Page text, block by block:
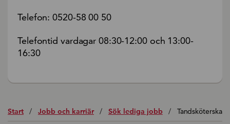
Telefon: 0520-58 00 50
Telefontid vardagar 08:30-12:00 och 13:00-
16:30
Start / Jobb och karriär / Sök lediga jobb / Tandsköterska